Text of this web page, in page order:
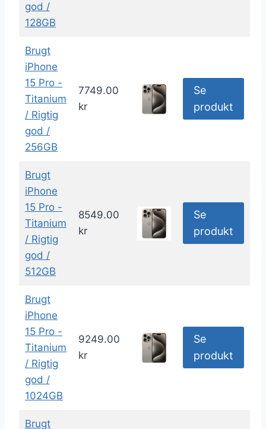
god /
128GB
Brugt
iPhone
15 Pro -
Titanium
/ Rigtig
god /
256GB
7749.00
kr
Se
produkt
Brugt
iPhone
15 Pro -
Titanium
/ Rigtig
god /
512GB
8549.00
kr
Se
produkt
Brugt
iPhone
15 Pro -
Titanium
/ Rigtig
god /
1024GB
9249.00
kr
Se
produkt
Brugt